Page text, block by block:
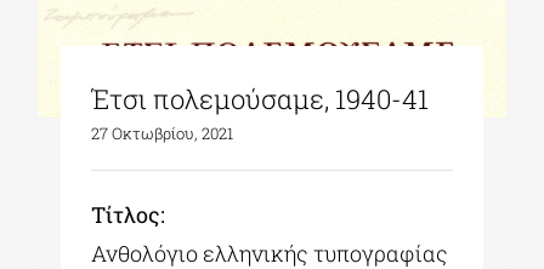
ΧΩΡΟΙ ΤΕΧΝΗΣ
Έτσι πολεμούσαμε, 1940-41
27 Οκτωβρίου, 2021
Tίτλος:
Ανθολόγιο ελληνικής τυπογραφίας